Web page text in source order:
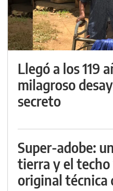
Llegó a los 119
milagroso
secreto
Super-adobe:
tierra y el techo
original técnica